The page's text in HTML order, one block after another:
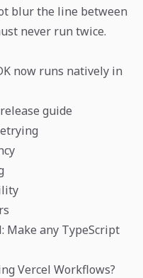
blur the line between
never run twice.
now runs natively in
guide
Make any TypeScript
Vercel Workflows?